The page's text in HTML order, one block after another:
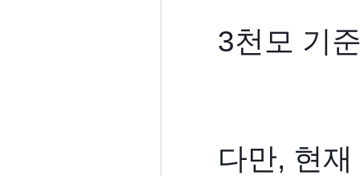
3천모 기
다만, 현